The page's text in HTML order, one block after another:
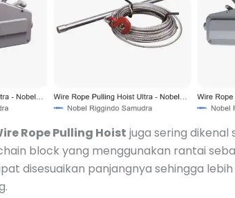
Rope Pulling Hoist juga sering dikenal
block yang menggunakan rantai
disesuaikan panjangnya sehingga